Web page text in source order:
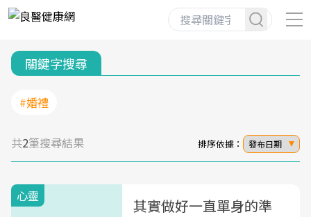
關鍵字搜尋
#婚禮
共2筆搜尋結果 排序依據： 發布日期
心靈
其實做好一直單身的準